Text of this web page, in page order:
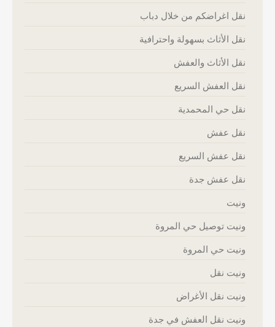
نقل اغراضكم من خلال دباب
نقل الأثاث بسهولة واحترافية
نقل الأثاث والعفش
نقل العفش السريع
نقل حي المحمدية
نقل عفش
نقل عفش السريع
نقل عفش جدة
ونيت
ونيت توصيل حي المروة
ونيت حي المروة
ونيت نقل
ونيت نقل الأغراض
ونيت نقل العفش في جدة